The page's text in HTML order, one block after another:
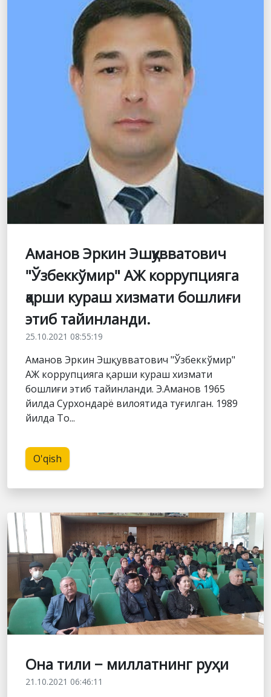
Аманов Эркин Эшқувватович
"Ўзбеккўмир" АЖ коррупцияга
қарши кураш хизмати бошлиғи
этиб тайинланди.
25.10.2021 08:55:19
Аманов Эркин Эшқувватович "Ўзбеккўмир"
АЖ коррупцияга қарши кураш хизмати
бошлиғи этиб тайинланди. Э.Аманов 1965
йилда Сурхондарё вилоятида туғилган. 1989
йилда То...
O'qish
Она тили − миллатнинг руҳи
21.10.2021 06:46:11